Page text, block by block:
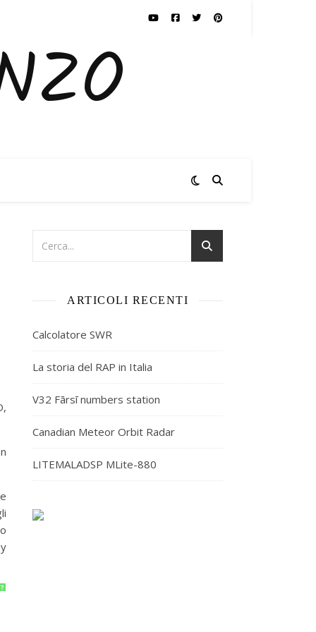
?
ARTICOLI RECENTI
Calcolatore SWR
La storia del RAP in Italia
V32 Fārsī numbers station
Canadian Meteor Orbit Radar
LITEMALADSP MLite-880